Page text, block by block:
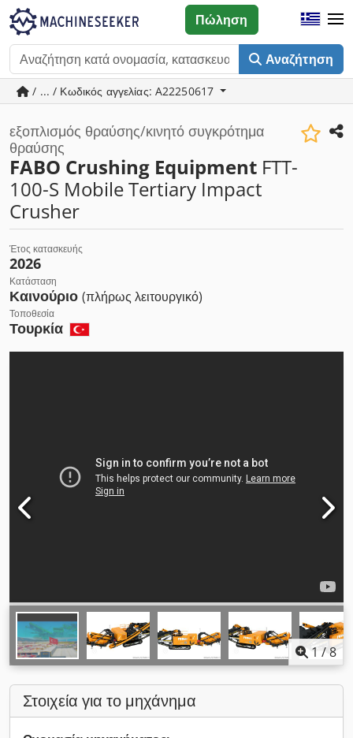
Αναζήτηση
Πώληση
/ ... / Κωδικός αγγελίας: A22250617
εξοπλισμός θραύσης/κινητό συγκρότημα
θραύσης
FABO Crushing Equipment FTT-
100-S Mobile Tertiary Impact
Crusher
Έτος κατασκευής
2026
Κατάσταση
Καινούριο (πλήρως λειτουργικό)
Τοποθεσία
Τουρκία
1/8
Στοιχεία για το μηχάνημα